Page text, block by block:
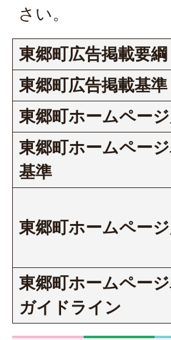
さい。
東郷町広告掲載要綱
東郷町広告掲載基準
東郷町ホームペー
東郷町ホームペー
基準
東郷町ホームペー
東郷町ホームペー
ガイドライン